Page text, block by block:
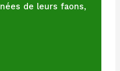
de leurs faons,